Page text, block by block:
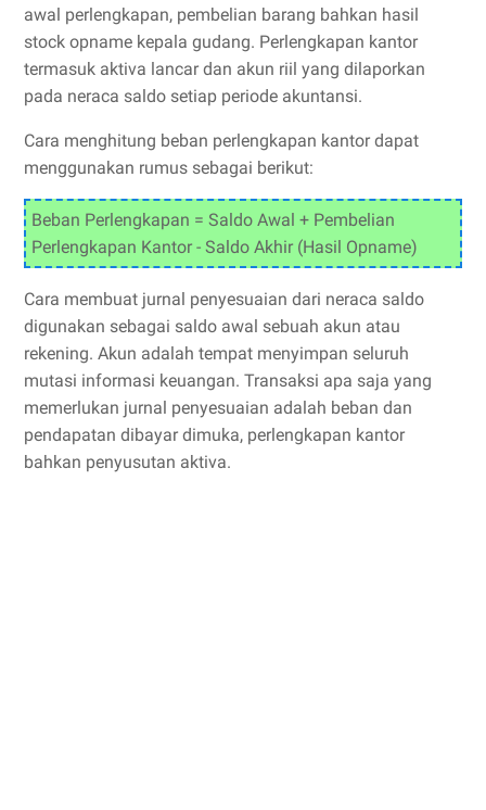
awal perlengkapan, pembelian barang bahkan hasil
stock opname kepala gudang. Perlengkapan kantor
termasuk aktiva lancar dan akun riil yang dilaporkan
pada neraca saldo setiap periode akuntansi.
Cara menghitung beban perlengkapan kantor dapat
menggunakan rumus sebagai berikut:
Beban Perlengkapan = Saldo Awal + Pembelian
Perlengkapan Kantor - Saldo Akhir (Hasil Opname)
Cara membuat jurnal penyesuaian dari neraca saldo
digunakan sebagai saldo awal sebuah akun atau
rekening. Akun adalah tempat menyimpan seluruh
mutasi informasi keuangan. Transaksi apa saja yang
memerlukan jurnal penyesuaian adalah beban dan
pendapatan dibayar dimuka, perlengkapan kantor
bahkan penyusutan aktiva.